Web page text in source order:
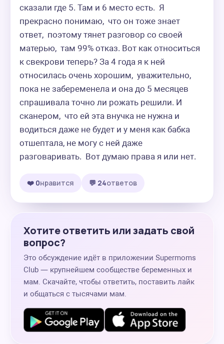
сказали где 5. Там и 6 место есть.  Я
прекрасно понимаю,  что он тоже знает
ответ,  поэтому тянет разговор со своей
матерью,  там 99% отказ. Вот как относиться
к свекрови теперь? За 4 года я к ней
относилась очень хорошим,  уважительно,
пока не забеременела и она до 5 месяцев
спрашивала точно ли рожать решили. И
сканером,  что ей эта внучка не нужна и
водиться даже не будет и у меня как бабка
отшептала, не могу с ней даже
разговаривать.  Вот думаю права я или нет.
❤️ 0нравится 💬 24ответов
Хотите ответить или задать свой
вопрос?
Это обсуждение идёт в приложении Supermoms
Club — крупнейшем сообществе беременных и
мам. Скачайте, чтобы ответить, поставить лайк
и общаться с тысячами мам.